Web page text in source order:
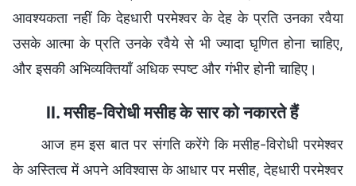
आवश्यकता नहीं कि देहधारी परमेश्वर के देह के प्रति उनका रवैया
उसके आत्मा के प्रति उनके रवैये से भी ज्यादा घृणित होना चाहिए,
और इसकी अभिव्यक्तियाँ अधिक स्पष्ट और गंभीर होनी चाहिए।
II. मसीह-विरोधी मसीह के सार को नकारते हैं
आज हम इस बात पर संगति करेंगे कि मसीह-विरोधी परमेश्वर
के अस्तित्व में अपने अविश्वास के आधार पर मसीह, देहधारी परमेश्वर